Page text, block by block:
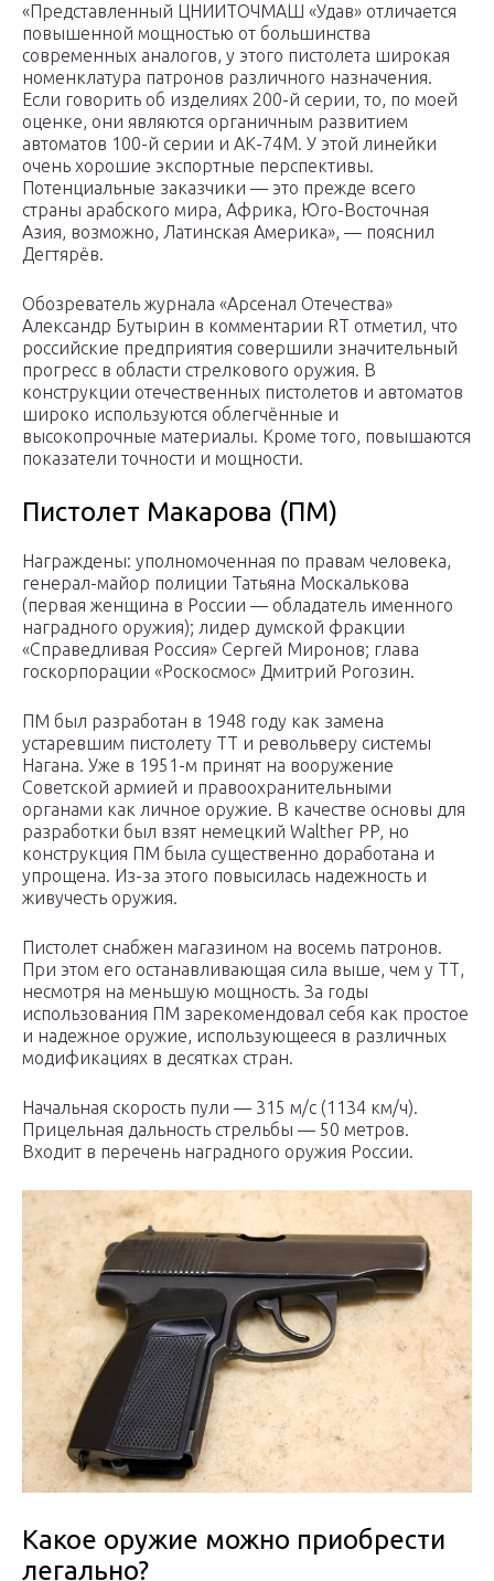
«Представленный ЦНИИТОЧМАШ «Удав» отличается
повышенной мощностью от большинства
современных аналогов, у этого пистолета широкая
номенклатура патронов различного назначения.
Если говорить об изделиях 200-й серии, то, по моей
оценке, они являются органичным развитием
автоматов 100-й серии и АК-74М. У этой линейки
очень хорошие экспортные перспективы.
Потенциальные заказчики — это прежде всего
страны арабского мира, Африка, Юго-Восточная
Азия, возможно, Латинская Америка», — пояснил
Дегтярёв.
Обозреватель журнала «Арсенал Отечества»
Александр Бутырин в комментарии RT отметил, что
российские предприятия совершили значительный
прогресс в области стрелкового оружия. В
конструкции отечественных пистолетов и автоматов
широко используются облегчённые и
высокопрочные материалы. Кроме того, повышаются
показатели точности и мощности.
Пистолет Макарова (ПМ)
Награждены: уполномоченная по правам человека,
генерал-майор полиции Татьяна Москалькова
(первая женщина в России — обладатель именного
наградного оружия); лидер думской фракции
«Справедливая Россия» Сергей Миронов; глава
госкорпорации «Роскосмос» Дмитрий Рогозин.
ПМ был разработан в 1948 году как замена
устаревшим пистолету ТТ и револьверу системы
Нагана. Уже в 1951-м принят на вооружение
Советской армией и правоохранительными
органами как личное оружие. В качестве основы для
разработки был взят немецкий Walther PP, но
конструкция ПМ была существенно доработана и
упрощена. Из-за этого повысилась надежность и
живучесть оружия.
Пистолет снабжен магазином на восемь патронов.
При этом его останавливающая сила выше, чем у ТТ,
несмотря на меньшую мощность. За годы
использования ПМ зарекомендовал себя как простое
и надежное оружие, использующееся в различных
модификациях в десятках стран.
Начальная скорость пули — 315 м/с (1134 км/ч).
Прицельная дальность стрельбы — 50 метров.
Входит в перечень наградного оружия России.
Какое оружие можно приобрести
легально?